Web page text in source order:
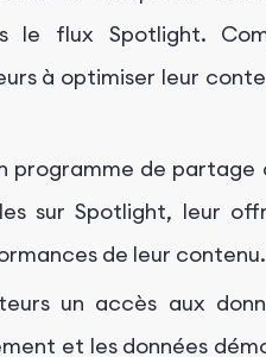
le flux Spotlight.
à optimiser leur
programme de partage
sur Spotlight, leur
de leur contenu.
un accès aux
et les données